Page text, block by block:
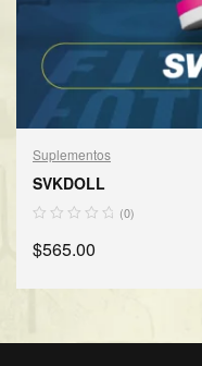
Suplementos
SVKDOLL
(0)
$565.00